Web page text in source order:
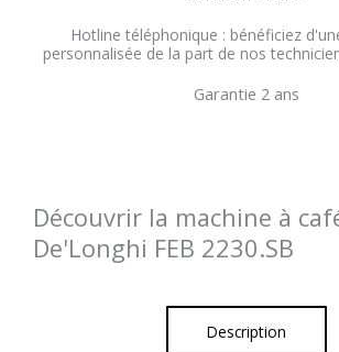
Hotline téléphonique : bénéficiez
personnalisée de la part de nos
Garantie 2 ans
Découvrir la machine à
De'Longhi FEB 2230.SB
Description